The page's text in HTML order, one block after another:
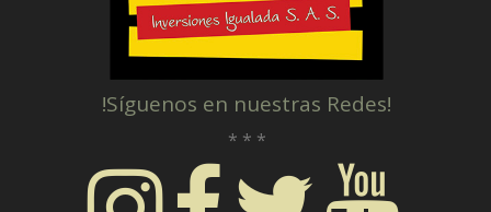
!Síguenos en nuestras Redes!
* * *